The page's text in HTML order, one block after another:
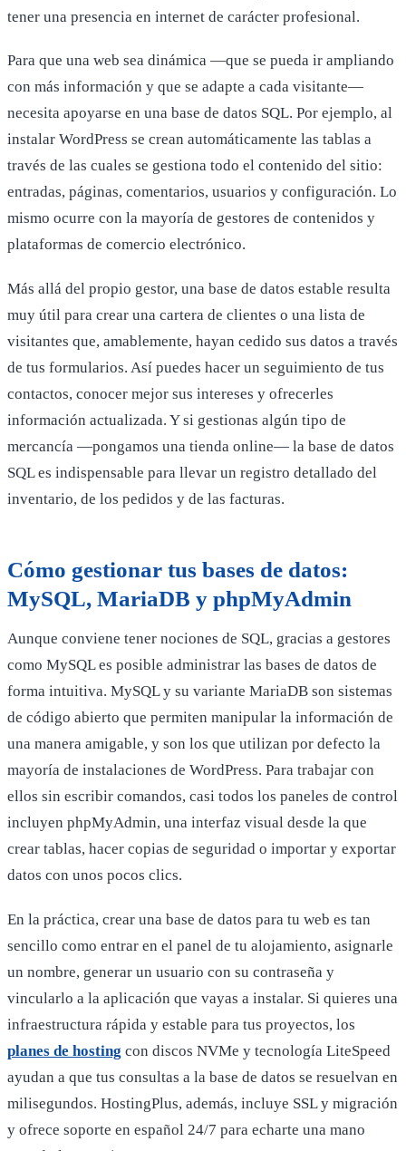
tener una presencia en internet de carácter profesional.
Para que una web sea dinámica —que se pueda ir ampliando
con más información y que se adapte a cada visitante—
necesita apoyarse en una base de datos SQL. Por ejemplo, al
instalar WordPress se crean automáticamente las tablas a
través de las cuales se gestiona todo el contenido del sitio:
entradas, páginas, comentarios, usuarios y configuración. Lo
mismo ocurre con la mayoría de gestores de contenidos y
plataformas de comercio electrónico.
Más allá del propio gestor, una base de datos estable resulta
muy útil para crear una cartera de clientes o una lista de
visitantes que, amablemente, hayan cedido sus datos a través
de tus formularios. Así puedes hacer un seguimiento de tus
contactos, conocer mejor sus intereses y ofrecerles
información actualizada. Y si gestionas algún tipo de
mercancía —pongamos una tienda online— la base de datos
SQL es indispensable para llevar un registro detallado del
inventario, de los pedidos y de las facturas.
Cómo gestionar tus bases de datos:
MySQL, MariaDB y phpMyAdmin
Aunque conviene tener nociones de SQL, gracias a gestores
como MySQL es posible administrar las bases de datos de
forma intuitiva. MySQL y su variante MariaDB son sistemas
de código abierto que permiten manipular la información de
una manera amigable, y son los que utilizan por defecto la
mayoría de instalaciones de WordPress. Para trabajar con
ellos sin escribir comandos, casi todos los paneles de control
incluyen phpMyAdmin, una interfaz visual desde la que
crear tablas, hacer copias de seguridad o importar y exportar
datos con unos pocos clics.
En la práctica, crear una base de datos para tu web es tan
sencillo como entrar en el panel de tu alojamiento, asignarle
un nombre, generar un usuario con su contraseña y
vincularlo a la aplicación que vayas a instalar. Si quieres una
infraestructura rápida y estable para tus proyectos, los
planes de hosting con discos NVMe y tecnología LiteSpeed
ayudan a que tus consultas a la base de datos se resuelvan en
milisegundos. HostingPlus, además, incluye SSL y migración
y ofrece soporte en español 24/7 para echarte una mano